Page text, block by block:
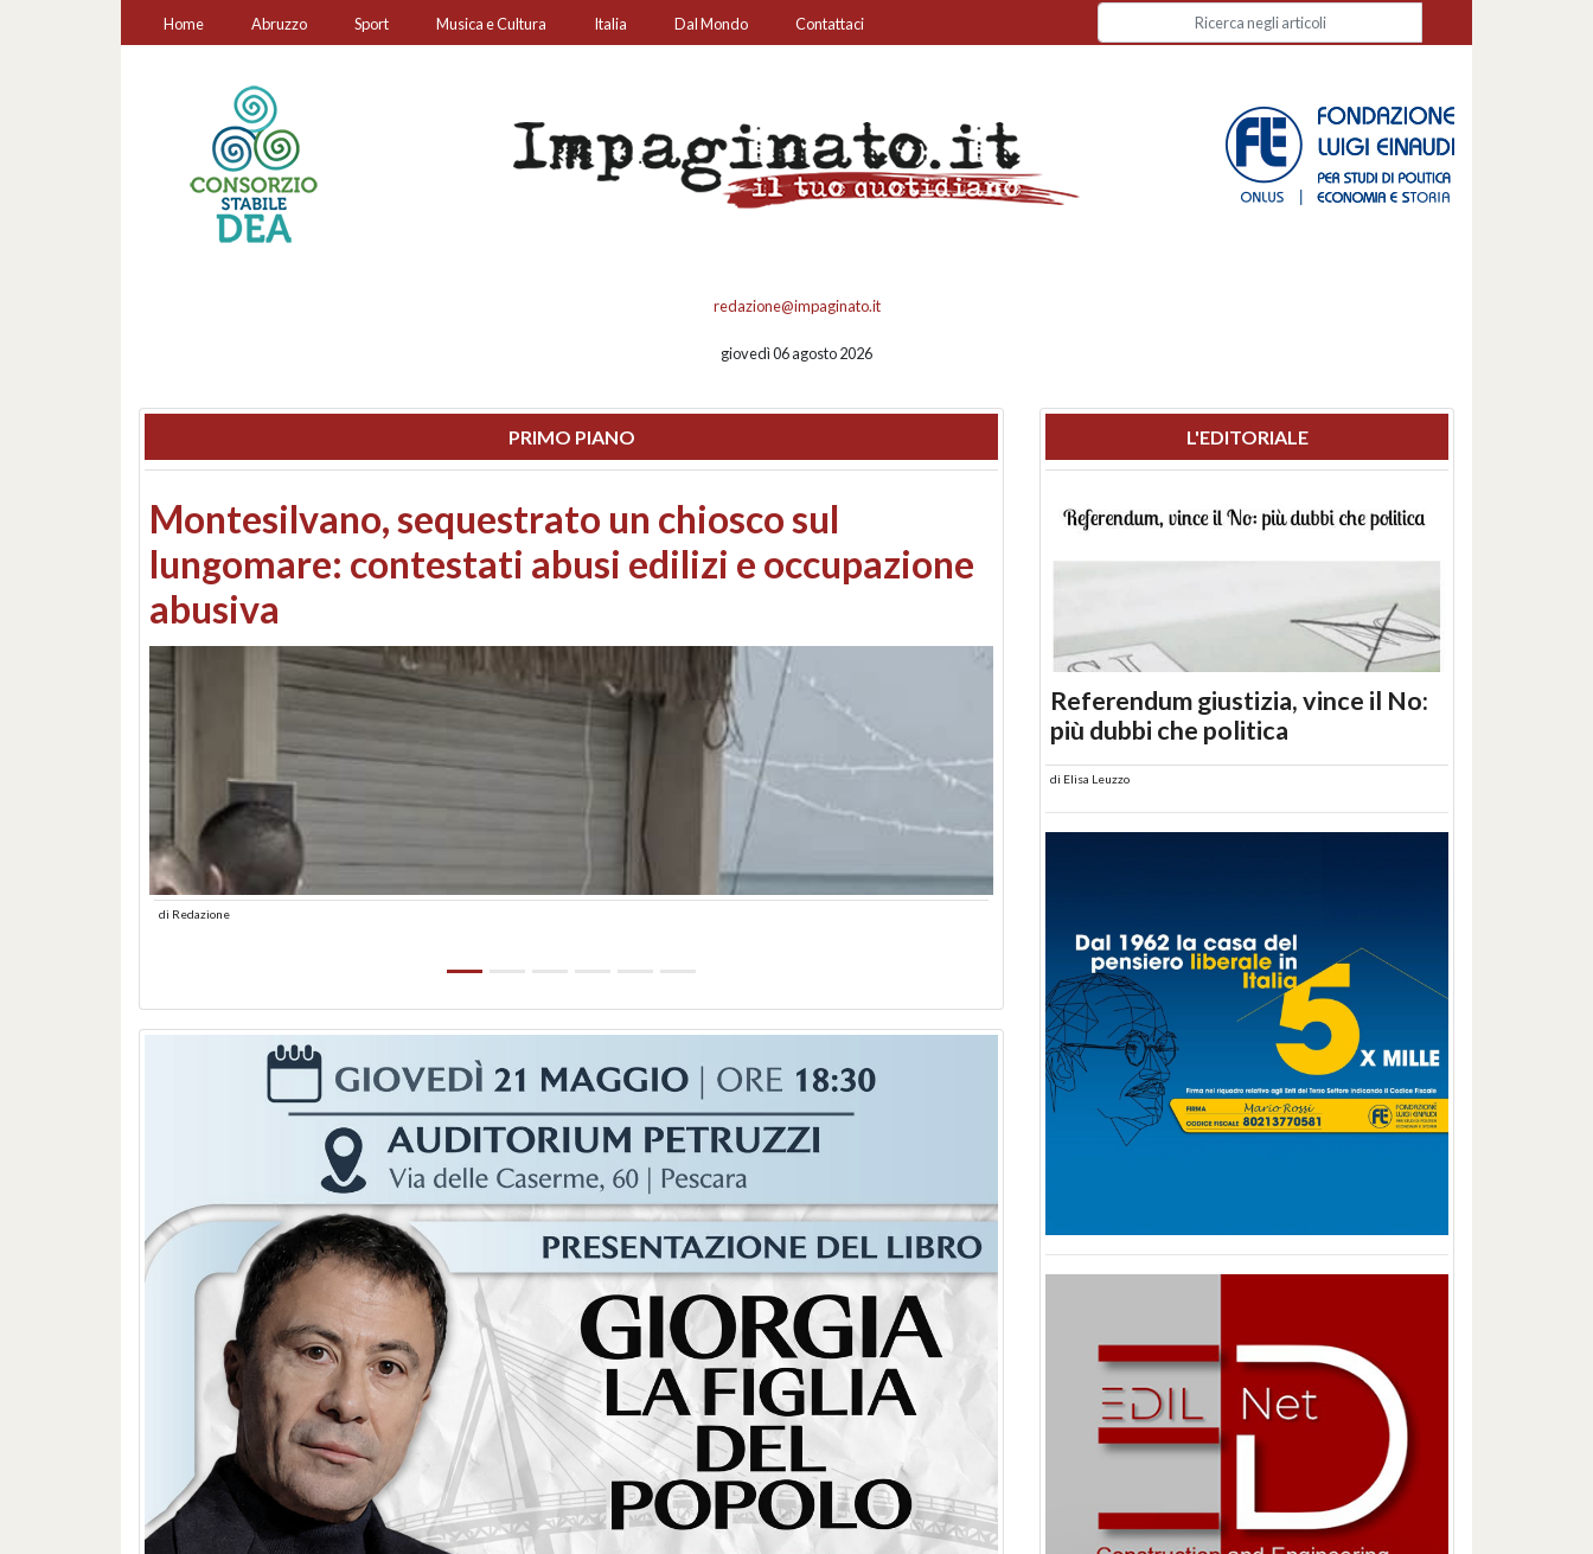
Home Abruzzo Sport Musica e Cultura Italia Dal Mondo Contattaci
redazione@impaginato.it
giovedì 06 agosto 2026
PRIMO PIANO
Consiglio regionale: confronto su call center,
Consorzi di bonifica e danni da maltempo
Redazione
L'EDITORIALE
Referendum giustizia, vince il No:
più dubbi che politica
di Elisa Leuzzo